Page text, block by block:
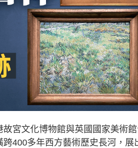
故宮文化博物館與英國國家美術
400多年西方藝術歷史長河，展